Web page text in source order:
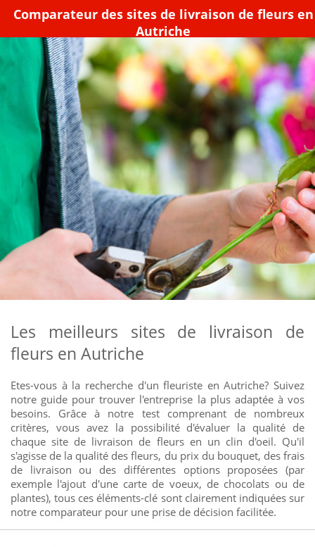
Comparateur des sites de livraison de fleurs en
Autriche
Les meilleurs sites de livraison de
fleurs en Autriche
Etes-vous à la recherche d'un fleuriste en Autriche? Suivez
notre guide pour trouver l'entreprise la plus adaptée à vos
besoins. Grâce à notre test comprenant de nombreux
critères, vous avez la possibilité d'évaluer la qualité de
chaque site de livraison de fleurs en un clin d'oeil. Qu'il
s'agisse de la qualité des fleurs, du prix du bouquet, des frais
de livraison ou des différentes options proposées (par
exemple l'ajout d'une carte de voeux, de chocolats ou de
plantes), tous ces éléments-clé sont clairement indiquées sur
notre comparateur pour une prise de décision facilitée.